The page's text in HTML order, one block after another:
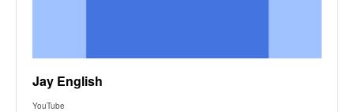
Jay English
YouTube